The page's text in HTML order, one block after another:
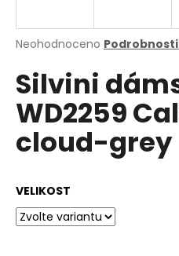
Průměrné
produktu
je
0,0
z
5
hvězdiček.
Neohodnoceno
Silvini
WD2259
cloud-grey
VELIKOST
j
t
?